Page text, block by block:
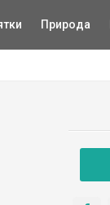
Природа